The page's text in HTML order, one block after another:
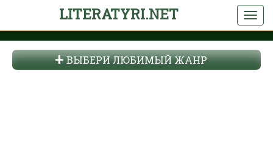
LITERATYRI.NET
ВЫБЕРИ ЛЮБИМЫЙ ЖАНР